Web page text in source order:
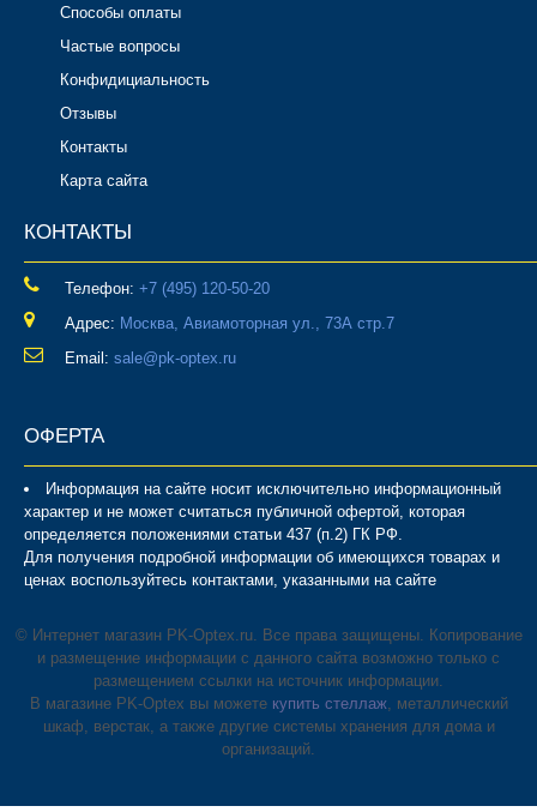
Способы оплаты
Частые вопросы
Конфидициальность
Отзывы
Контакты
Карта сайта
КОНТАКТЫ
Телефон: ‎+7 (495) 120-50-20
Адрес: Москва, Авиамоторная ул., 73А стр.7
Email: sale@pk-optex.ru
ОФЕРТА
Информация на сайте носит исключительно информационный
характер и не может считаться публичной офертой, которая
определяется положениями статьи 437 (п.2) ГК РФ.
Для получения подробной информации об имеющихся товарах и
ценах воспользуйтесь контактами, указанными на сайте
© Интернет магазин PK-Optex.ru. Все права защищены. Копирование
и размещение информации с данного сайта возможно только с
размещением ссылки на источник информации.
В магазине PK-Optex вы можете купить стеллаж, металлический
шкаф, верстак, а также другие системы хранения для дома и
организаций.